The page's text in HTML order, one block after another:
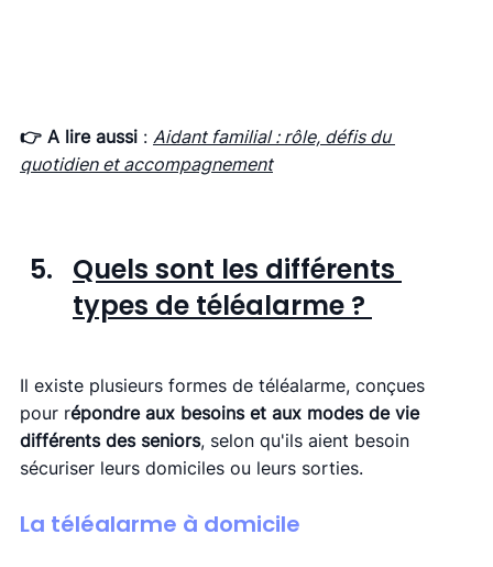
👉 A lire aussi : Aidant familial : rôle, défis du
quotidien et accompagnement
Quels sont les différents
types de téléalarme ?
Il existe plusieurs formes de téléalarme, conçues
pour répondre aux besoins et aux modes de vie
différents des seniors, selon qu'ils aient besoin
sécuriser leurs domiciles ou leurs sorties.
La téléalarme à domicile